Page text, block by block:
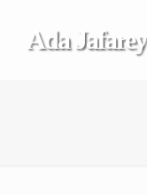
Ada Jafarey